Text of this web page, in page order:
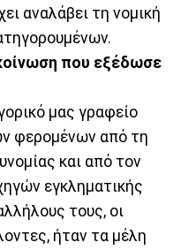
αναλάβει τη νομική
που εξέδωσε
μας γραφείο
φερομένων από τη
και από τον
εγκληματικής
τους, οι
ήταν τα μέλη